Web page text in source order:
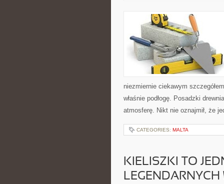
niezmiernie ciekawym
właśnie podłogę. Posadzki
atmosferę. Nikt nie oznajmił, że
CATEGORIES: MALTA
KIELISZKI TO